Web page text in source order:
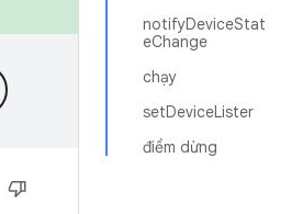
notifyDeviceStat
eChange
chạy
setDeviceLister
điểm dừng